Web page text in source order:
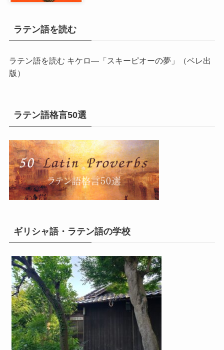
ラテン語を読む
ラテン語を読む キケロ―「スキーピオーの夢」
（ベレ出
版）
ラテン語格言50選
ギリシャ語・ラテン語の学校